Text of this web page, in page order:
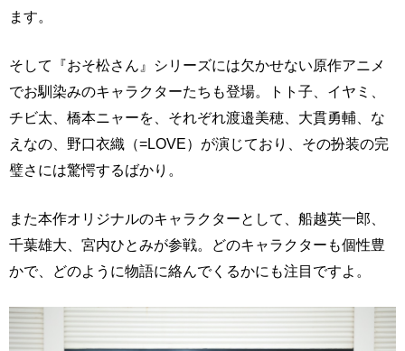
ます。
そして『おそ松さん』シリーズには欠かせない原作アニメ
でお馴染みのキャラクターたちも登場。トト子、イヤミ、
チビ太、橋本ニャーを、それぞれ渡邉美穂、大貫勇輔、な
えなの、野口衣織（=LOVE）が演じており、その扮装の完
璧さには驚愕するばかり。
また本作オリジナルのキャラクターとして、船越英一郎、
千葉雄大、宮内ひとみが参戦。どのキャラクターも個性豊
かで、どのように物語に絡んでくるかにも注目ですよ。